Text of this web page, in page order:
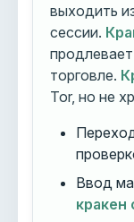
выходить
сессии.
торговле.
Tor, но не
Ввод
кракен